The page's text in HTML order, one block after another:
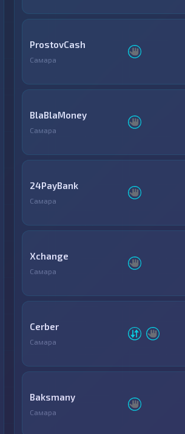
ProstovCash
Самара
BlaBlaMoney
Самара
24PayBank
Самара
Xchange
Самара
Cerber
Самара
Baksmany
Самара